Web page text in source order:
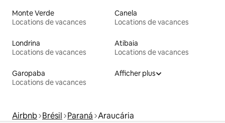
Monte Verde
Locations de vacances
Canela
Locations de vacances
Londrina
Locations de vacances
Atibaia
Locations de vacances
Garopaba
Locations de vacances
Afficher plus
Airbnb Brésil Paraná Araucária